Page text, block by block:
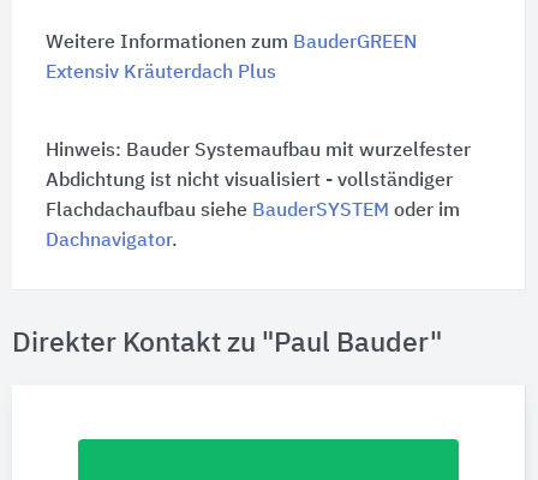
Weitere Informationen zum BauderGREEN
Extensiv Kräuterdach Plus
Hinweis: Bauder Systemaufbau mit wurzelfester
Abdichtung ist nicht visualisiert - vollständiger
Flachdach­aufbau siehe BauderSYSTEM oder im
Dachnavigator.
Direkter Kontakt zu "Paul Bauder"